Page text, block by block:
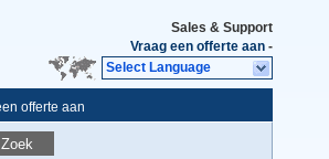
Sales & Support
Vraag een offerte aan -
Select Language
offerte aan
Zoek